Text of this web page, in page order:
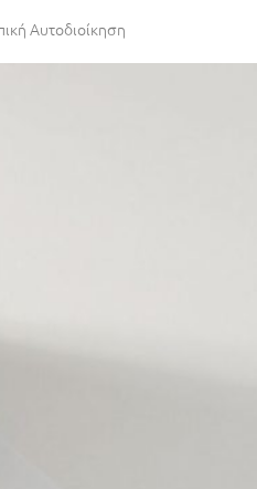
Αυτοδιοίκηση